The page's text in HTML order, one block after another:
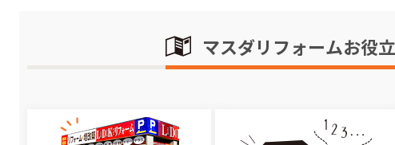
マスダリフォームお役